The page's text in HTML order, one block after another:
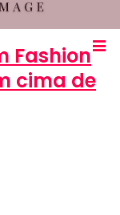
Fashion
cima de